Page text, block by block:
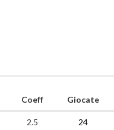
Coeff Giocate
2.5 24